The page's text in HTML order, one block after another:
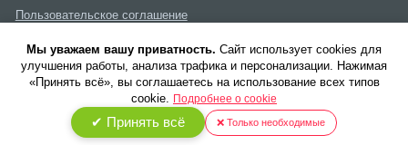
Пользовательское соглашение
Политика конфиденциальности
Мы уважаем вашу приватность. Cайт использует cookies для
улучшения работы, анализа трафика и персонализации. Нажимая
«Принять всё», вы соглашаетесь на использование всех типов
cookie. Подробнее о cookie
✔ Принять всё ❌ Только необходимые